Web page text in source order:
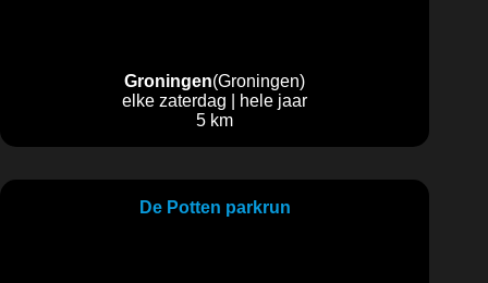
Groningen(Groningen)
elke zaterdag | hele jaar
5 km
De Potten parkrun